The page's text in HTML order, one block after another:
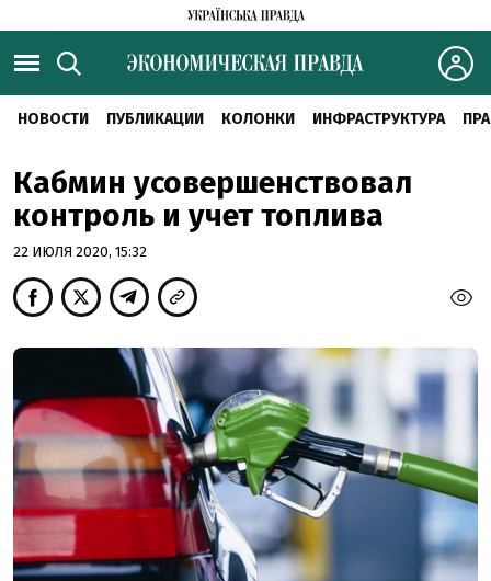
НОВОСТИ ПУБЛИКАЦИИ КОЛОНКИ ИНФРАСТРУКТУРА
Кабмин усовершенствовал
контроль и учет топлива
22 ИЮЛЯ 2020, 15:32